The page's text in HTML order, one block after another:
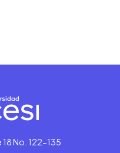
18 No. 122-135